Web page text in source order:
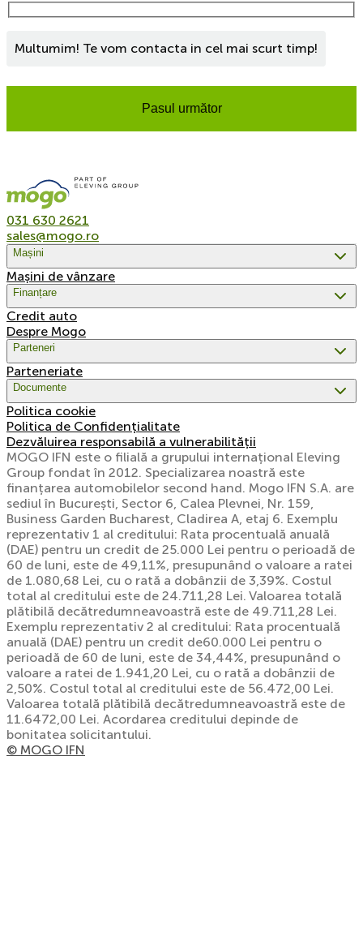
Multumim! Te vom contacta in cel mai scurt timp!
Pasul următor
031 630 2621
sales@mogo.ro
Mașini
Mașini de vânzare
Finanțare
Credit auto
Despre Mogo
Parteneri
Parteneriate
Documente
Politica cookie
Politica de Confidențialitate
Dezvăluirea responsabilă a vulnerabilității
MOGO IFN este o filială a grupului internațional Eleving
Group fondat în 2012. Specializarea noastră este
finanțarea automobilelor second hand. Mogo IFN S.A. are
sediul în București, Sector 6, Calea Plevnei, Nr. 159,
Business Garden Bucharest, Cladirea A, etaj 6. Exemplu
reprezentativ 1 al creditului: Rata procentuală anuală
(DAE) pentru un credit de 25.000 Lei pentru o perioadă de
60 de luni, este de 49,11%, presupunând o valoare a ratei
de 1.080,68 Lei, cu o rată a dobânzii de 3,39%. Costul
total al creditului este de 24.711,28 Lei. Valoarea totală
plătibilă decătredumneavoastră este de 49.711,28 Lei.
Exemplu reprezentativ 2 al creditului: Rata procentuală
anuală (DAE) pentru un credit de60.000 Lei pentru o
perioadă de 60 de luni, este de 34,44%, presupunând o
valoare a ratei de 1.941,20 Lei, cu o rată a dobânzii de
2,50%. Costul total al creditului este de 56.472,00 Lei.
Valoarea totală plătibilă decătredumneavoastră este de
11.6472,00 Lei. Acordarea creditului depinde de
bonitatea solicitantului.
© MOGO IFN